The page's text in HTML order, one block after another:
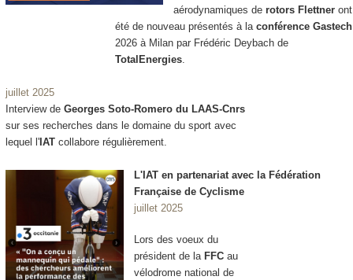
aérodynamiques de rotors Flettner ont
été de nouveau présentés à la conférence Gastech
2026 à Milan par Frédéric Deybach de
TotalEnergies.
juillet 2025
Interview de Georges Soto-Romero du LAAS-Cnrs
sur ses recherches dans le domaine du sport avec
lequel l'IATcollabore régulièrement.
L'IAT en partenariat avec la Fédération
Française de Cyclisme
juillet 2025
Lors des voeux du
président de laFFCau
vélodrome national de